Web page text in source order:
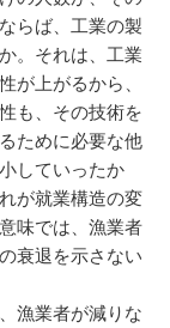
らば、工業の製
。それは、工業
が上がるから、
も、その技術を
ために必要な他
していったか
が就業構造の変
味では、漁業者
衰退を示さない
漁業者が減りな